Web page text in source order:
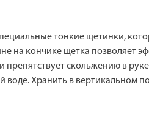
тонкие щетинки,
на кончике щетка позволяет
препятствует скольжению в
воде. Хранить в вертикальном